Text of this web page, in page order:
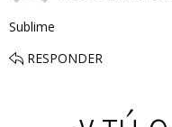
Sublime
RESPONDER